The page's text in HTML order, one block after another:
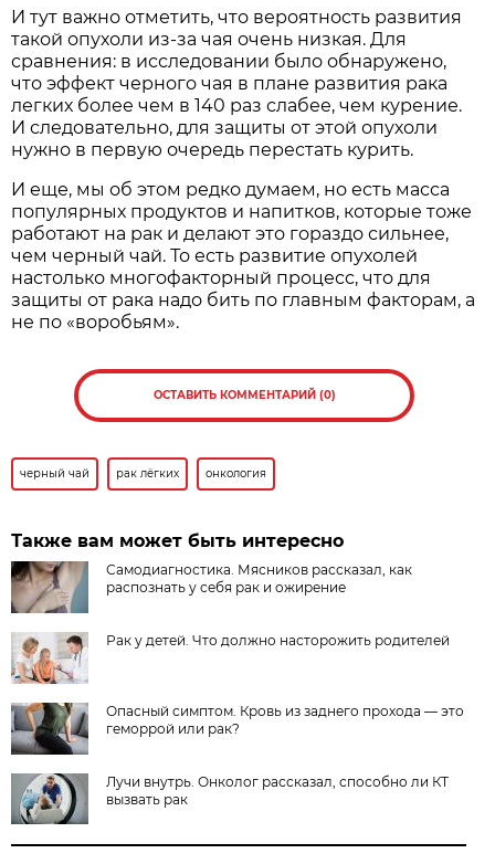
И тут важно отметить, что вероятность развития
такой опухоли из-за чая очень низкая. Для
сравнения: в исследовании было обнаружено,
что эффект черного чая в плане развития рака
легких более чем в 140 раз слабее, чем курение.
И следовательно, для защиты от этой опухоли
нужно в первую очередь перестать курить.
И еще, мы об этом редко думаем, но есть масса
популярных продуктов и напитков, которые тоже
работают на рак и делают это гораздо сильнее,
чем черный чай. То есть развитие опухолей
настолько многофакторный процесс, что для
защиты от рака надо бить по главным факторам, а
не по «воробьям».
ОСТАВИТЬ КОММЕНТАРИЙ (0)
черный чай рак лёгких онкология
Также вам может быть интересно
Самодиагностика. Мясников рассказал, как
распознать у себя рак и ожирение
Рак у детей. Что должно насторожить родителей
Опасный симптом. Кровь из заднего прохода — это
геморрой или рак?
Лучи внутрь. Онколог рассказал, способно ли КТ
вызвать рак